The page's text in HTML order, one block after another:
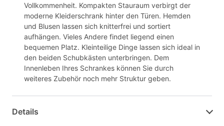
Vollkommenheit. Kompakten Stauraum verbirgt der
moderne Kleiderschrank hinter den Türen. Hemden
und Blusen lassen sich knitterfrei und sortiert
aufhängen. Vieles Andere findet liegend einen
bequemen Platz. Kleinteilige Dinge lassen sich ideal in
den beiden Schubkästen unterbringen. Dem
Innenleben Ihres Schrankes können Sie durch
weiteres Zubehör noch mehr Struktur geben.
Details